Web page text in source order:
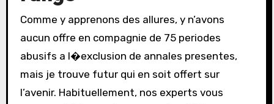
Comme y apprenons des allures, y n’avons
aucun offre en compagnie de 75 periodes
abusifs a l�exclusion de annales presentes,
mais je trouve futur qui en soit offert sur
l’avenir. Habituellement, nos experts vous